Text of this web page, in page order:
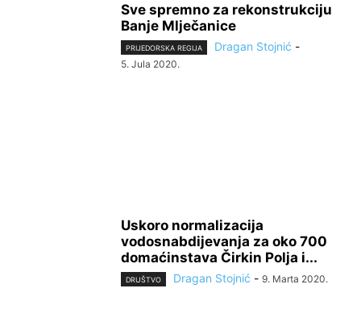
Sve spremno za rekonstrukciju
Banje Mlječanice
PRIJEDORSKA REGIJA Dragan Stojnić -
5. Jula 2020.
Uskoro normalizacija
vodosnabdijevanja za oko 700
domaćinstava Čirkin Polja i...
DRUŠTVO Dragan Stojnić - 9. Marta 2020.